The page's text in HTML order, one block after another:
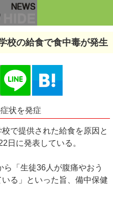
校の給食で食中毒が発生
状を発症
で提供された給食を原因と
日に発表している。
「生徒36人が腹痛やおう
る」といった旨、備中保健